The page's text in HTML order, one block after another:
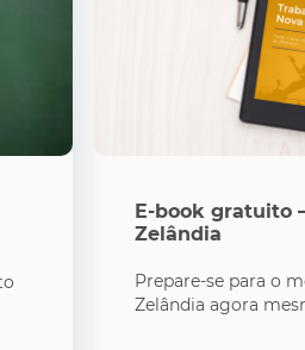
E-book gratuito
Zelândia
Prepare-se para o
Zelândia agora